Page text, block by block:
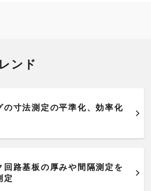
ンド
の寸法測定の平準化、効率化
回路基板の厚みや間隔測定を
定